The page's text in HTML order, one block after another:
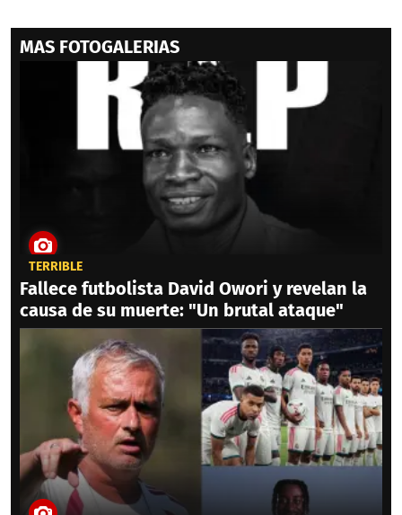
MAS FOTOGALERIAS
TERRIBLE
Fallece futbolista David Owori y revelan la
causa de su muerte: "Un brutal ataque"